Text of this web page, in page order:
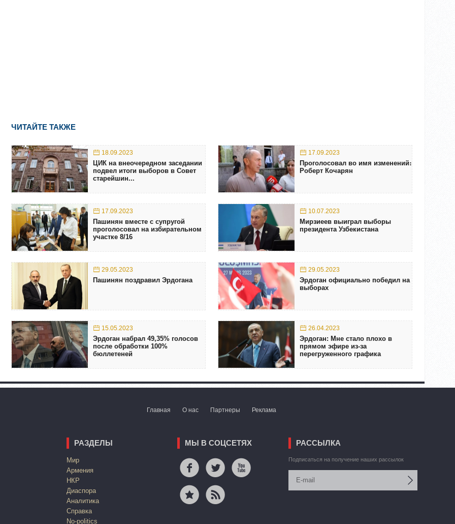
ЧИТАЙТЕ ТАКЖЕ
18.09.2023
ЦИК на внеочередном заседании
подвел итоги выборов в Совет
старейшин...
17.09.2023
Проголосовал во имя изменений։
Роберт Кочарян
17.09.2023
Пашинян вместе с супругой
проголосовал на избирательном
участке 8/16
10.07.2023
Мирзиеев выиграл выборы
президента Узбекистана
29.05.2023
Пашинян поздравил Эрдогана
29.05.2023
Эрдоган официально победил на
выборах
15.05.2023
Эрдоган набрал 49,35% голосов
после обработки 100%
бюллетеней
26.04.2023
Эрдоган: Мне стало плохо в
прямом эфире из-за
перегруженного графика
Главная О нас Партнеры Реклама
РАЗДЕЛЫ
Mир
Армения
НКР
Диаспора
Аналитика
Справка
No-politics
МЫ В СОЦСЕТЯХ РАССЫЛКА
Подписаться на получение наших рассылок